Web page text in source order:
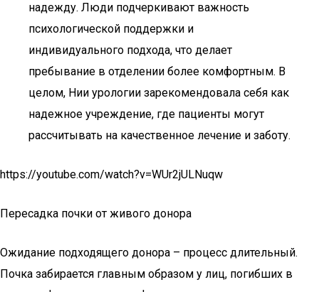
надежду. Люди подчеркивают важность
психологической поддержки и
индивидуального подхода, что делает
пребывание в отделении более комфортным. В
целом, Нии урологии зарекомендовала себя как
надежное учреждение, где пациенты могут
рассчитывать на качественное лечение и заботу.
https://youtube.com/watch?v=WUr2jULNuqw
Пересадка почки от живого донора
Ожидание подходящего донора – процесс длительный.
Почка забирается главным образом у лиц, погибших в